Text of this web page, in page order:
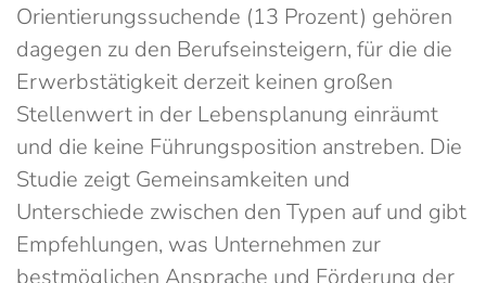
Orientierungssuchende (13 Prozent) gehören
dagegen zu den Berufseinsteigern, für die die
Erwerbstätigkeit derzeit keinen großen
Stellenwert in der Lebensplanung einräumt
und die keine Führungsposition anstreben. Die
Studie zeigt Gemeinsamkeiten und
Unterschiede zwischen den Typen auf und gibt
Empfehlungen, was Unternehmen zur
bestmöglichen Ansprache und Förderung der